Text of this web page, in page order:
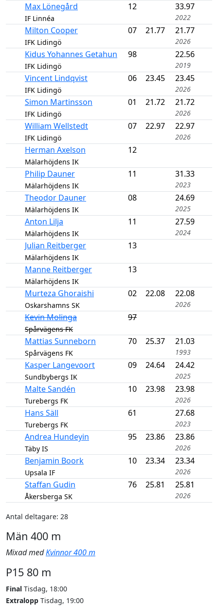
Max Lönegård
IF Linnéa
12 33.97
2022
Milton Cooper
IFK Lidingö
07 21.77 21.77
2026
Kidus Yohannes Getahun
IFK Lidingö
98 22.56
2019
Vincent Lindqvist
IFK Lidingö
06 23.45 23.45
2026
Simon Martinsson
IFK Lidingö
01 21.72 21.72
2026
William Wellstedt
IFK Lidingö
07 22.97 22.97
2026
Herman Axelson
Mälarhöjdens IK
12
Philip Dauner
Mälarhöjdens IK
11 31.33
2023
Theodor Dauner
Mälarhöjdens IK
08 24.69
2025
Anton Lilja
Mälarhöjdens IK
11 27.59
2024
Julian Reitberger
Mälarhöjdens IK
13
Manne Reitberger
Mälarhöjdens IK
13
Murteza Ghoraishi
Oskarshamns SK
02 22.08 22.08
2026
Kevin Molinga
Spårvägens FK
97
Mattias Sunneborn
Spårvägens FK
70 25.37 21.03
1993
Kasper Langevoort
Sundbybergs IK
09 24.64 24.42
2025
Malte Sandén
Turebergs FK
10 23.98 23.98
2026
Hans Säll
Turebergs FK
61 27.68
2023
Andrea Hundeyin
Täby IS
95 23.86 23.86
2026
Benjamin Boork
Upsala IF
10 23.34 23.34
2026
Staffan Gudin
Åkersberga SK
76 25.81 25.81
2026
Antal deltagare: 28
Män 400 m
Mixad medKvinnor 400 m
P15 80 m
Final Tisdag, 18:00
Extralopp Tisdag, 19:00